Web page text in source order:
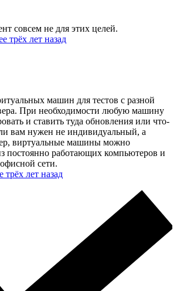
совсем не для этих целей.
трёх лет назад
машин для тестов с разной
При необходимости любую машину
и ставить туда обновления или что-
вам нужен не индивидуальный, а
виртуальные машины можно
постоянно работающих компьютеров и
сети.
трёх лет назад